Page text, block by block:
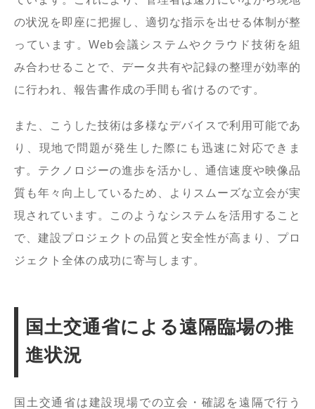
の状況を即座に把握し、適切な指示を出せる体制が整
っています。Web会議システムやクラウド技術を組
み合わせることで、データ共有や記録の整理が効率的
に行われ、報告書作成の手間も省けるのです。
また、こうした技術は多様なデバイスで利用可能であ
り、現地で問題が発生した際にも迅速に対応できま
す。テクノロジーの進歩を活かし、通信速度や映像品
質も年々向上しているため、よりスムーズな立会が実
現されています。このようなシステムを活用すること
で、建設プロジェクトの品質と安全性が高まり、プロ
ジェクト全体の成功に寄与します。
国土交通省による遠隔臨場の推
進状況
国土交通省は建設現場での立会・確認を遠隔で行う